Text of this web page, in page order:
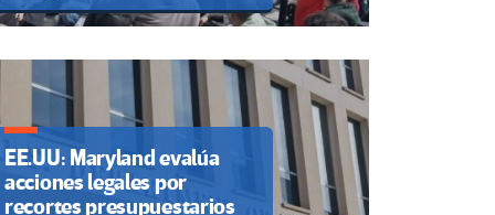
EE.UU: Maryland evalúa
acciones legales por
recortes presupuestarios